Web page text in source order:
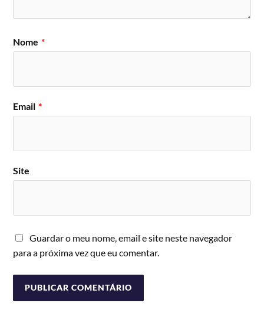
Nome *
Email *
Site
Guardar o meu nome, email e site neste navegador
para a próxima vez que eu comentar.